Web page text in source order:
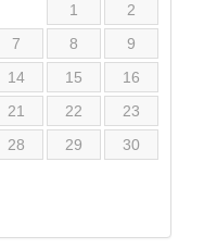
1
2
7 8
9
14 15
16
21 22
23
28 29
30